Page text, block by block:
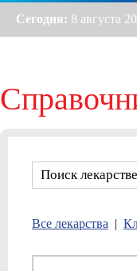
Сегодня: 8 августа
Все лекарства |